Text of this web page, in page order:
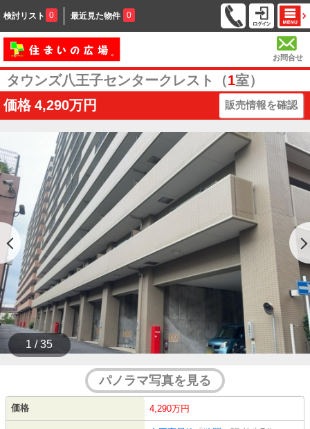
検討リスト 0 最近見た物件 0
お問合せ
タウンズ八王子センタークレスト（1室）
価格 4,290万円 販売情報を確認
1 / 35
パノラマ写真を見る
価格 4,290万円